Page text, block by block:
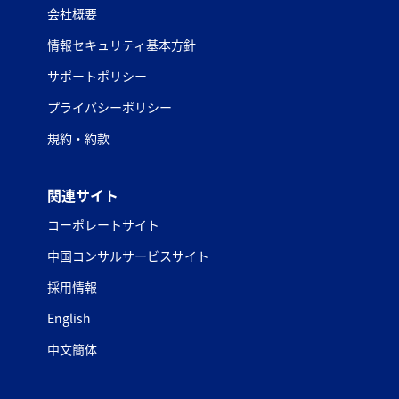
会社概要
情報セキュリティ基本方針
サポートポリシー
プライバシーポリシー
規約・約款
関連サイト
コーポレートサイト
中国コンサルサービスサイト
採用情報
English
中文簡体